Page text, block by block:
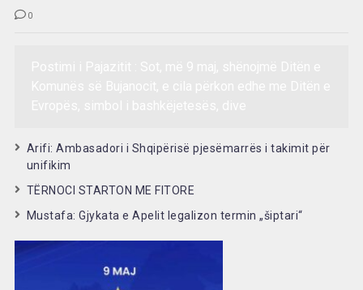
0
Arifi: Ambasadori i Shqipërisë pjesëmarrës i takimit për
unifikim
TËRNOCI STARTON ME FITORE
Mustafa: Gjykata e Apelit legalizon termin „šiptari“